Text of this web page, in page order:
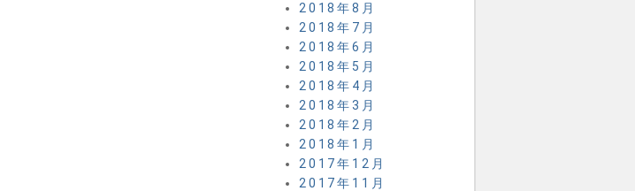
2018年8月
2018年7月
2018年6月
2018年5月
2018年4月
2018年3月
2018年2月
2018年1月
2017年12月
2017年11月